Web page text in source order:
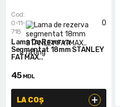
0
Cod:
0-11-
718
Lama De Rezerva
Segmentat 18mm STANLEY
FATMAX..
45 MDL
LA COȘ